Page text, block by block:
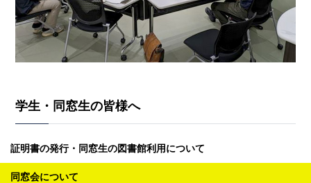
学生・同窓生の皆様へ
証明書の発行・同窓生の図書館利用について
同窓会について